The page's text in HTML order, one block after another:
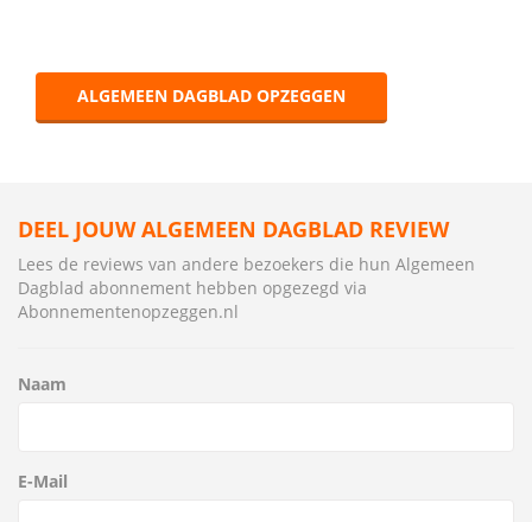
ALGEMEEN DAGBLAD OPZEGGEN
DEEL JOUW ALGEMEEN DAGBLAD REVIEW
Lees de reviews van andere bezoekers die hun Algemeen
Dagblad abonnement hebben opgezegd via
Abonnementenopzeggen.nl
Naam
E-Mail